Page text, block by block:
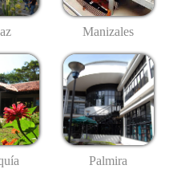
Manizales
Palmira